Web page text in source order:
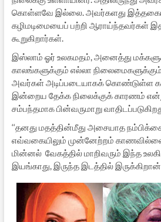
கொள்ளவே இல்லை. அவர்களது
கழிமடிமையைப் பற்றி ஆராய்ந்தவர்கள்
கூறுகிறார்கள்.
இஸ்லாம் ஓர் உலகமதம், அனைத்து
காலங்களுக்கும் எல்லா
அவர்கள் அடிப்படையாகக் கொண்டுள்ள
இன்றைய தேக்க நிலைக்குக் காரணம் என்று
சம்பந்தமாக பின்வருமாறு
‘‘தனது மதத்தின்மீது அசையாத
எவ்வகையிலும் முன்னேற்றம்
மின்னல் வேகத்தில் மாறிவரும் இந்த
இயங்காது, இருந்த இடத்தில்